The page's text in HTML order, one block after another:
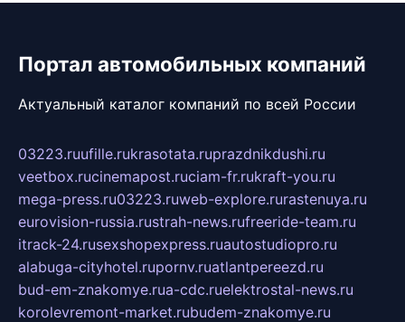
Портал автомобильных компаний
Актуальный каталог компаний по всей России
03223.ruufille.rukrasotata.ruprazdnikdushi.ru
veetbox.rucinemapost.ruciam-fr.rukraft-you.ru
mega-press.ru03223.ruweb-explore.rurastenuya.ru
eurovision-russia.rustrah-news.rufreeride-team.ru
itrack-24.rusexshopexpress.ruautostudiopro.ru
alabuga-cityhotel.rupornv.ruatlantpereezd.ru
bud-em-znakomye.rua-cdc.ruelektrostal-news.ru
korolevremont-market.rubudem-znakomye.ru